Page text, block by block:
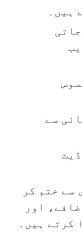
ہیں۔
سے
سے ختم کر
اور
کرتے ہیں۔